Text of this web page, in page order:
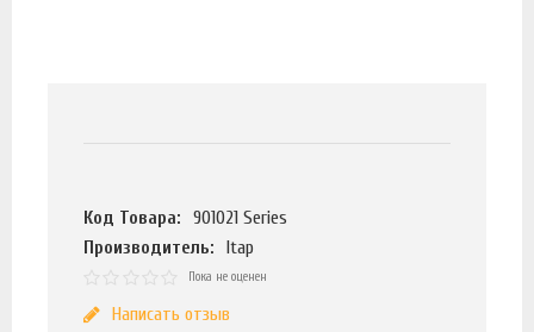
Код Товара:
901021 Series
Производитель:
Itap
Пока не оценен
Написать отзыв